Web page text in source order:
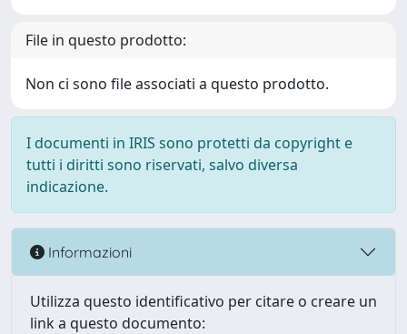
File in questo prodotto:
Non ci sono file associati a questo prodotto.
I documenti in IRIS sono protetti da copyright e
tutti i diritti sono riservati, salvo diversa
indicazione.
Informazioni
Utilizza questo identificativo per citare o creare un
link a questo documento: